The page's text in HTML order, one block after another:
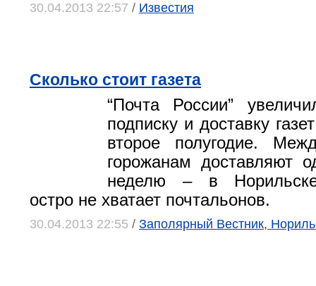
30.04.2013 22:57 / Известия
Сколько стоит газета
“Почта России”
подписку и доставку
второе полугодие.
горожанам доставляют
неделю – в
остро не хватает почтальонов.
30.04.2013 22:55 / Заполярный Вестник,